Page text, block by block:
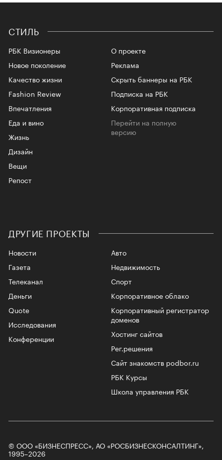
СТИЛЬ
РБК Визионеры
Новое поколение
Качество жизни
Fashion Review
Впечатления
Еда и вино
Жизнь
Дизайн
Вещи
Репост
О проекте
Реклама
Скрыть баннеры на РБК
Подписка на РБК
Корпоративная подписка
Перейти на полную
версию
ДРУГИЕ ПРОЕКТЫ
Новости
Газета
Телеканал
Авто
Недвижимость
Спорт
Корпоративное облако
Корпоративный регистратор
доменов
Хостинг сайтов
Рег.решения
Сайт знакомств podbor.ru
РБК Курсы
Школа управления РБК
Деньги
Quote
Исследования
Конференции
© ООО «БИЗНЕСПРЕСС», АО «РОСБИЗНЕСКОНСАЛТИНГ»,
1995–2026